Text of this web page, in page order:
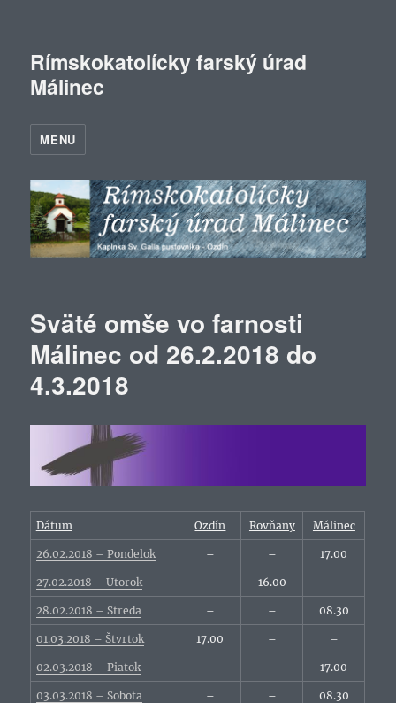
Rímskokatolícky farský úrad
Málinec
MENU
Sväté omše vo farnosti
Málinec od 26.2.2018 do
4.3.2018
Dátum Ozdín Rovňany Málinec
26.02.2018 – Pondelok – – 17.00
27.02.2018 – Utorok – 16.00 –
28.02.2018 – Streda – – 08.30
01.03.2018 – Štvrtok 17.00 – –
02.03.2018 – Piatok – – 17.00
03.03.2018 – Sobota – – 08.30